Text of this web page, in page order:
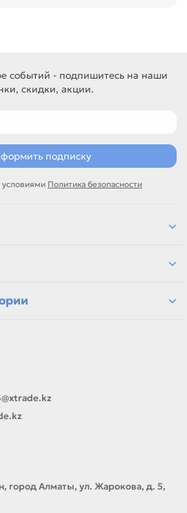
есть, например:
головки для плоттеров HP
Печатающая головка
(3ED58A) 713. Сравнивайте
артикулу и таблице
и восстановления печати
использовать для замены,
или пополнения складского
событий - подпишитесь на наши
скидки, акции.
подписку
условиями Политика безопасности
город Алматы, ул. Жарокова, д. 5,